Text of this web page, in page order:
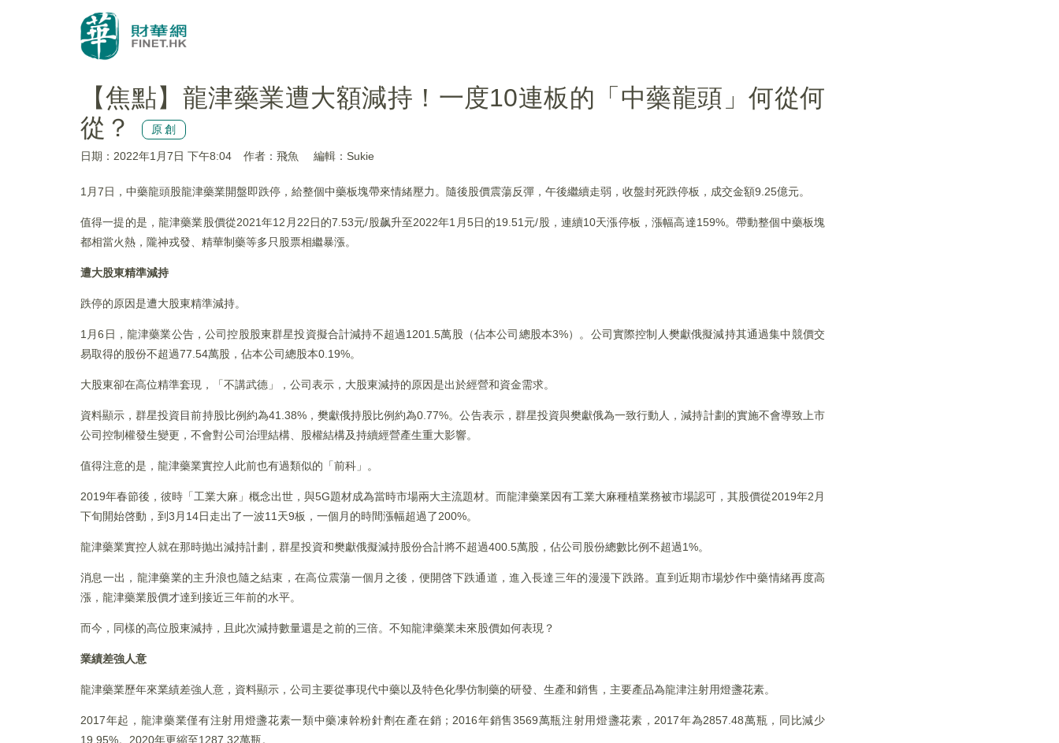
【焦點】龍津藥業遭大額減持！一度10連板的「中藥龍頭」何從何
從？
原創
日期：2022年1月7日 下午8:04 作者：飛魚 編輯：Sukie
1月7日，中藥龍頭股龍津藥業開盤即跌停，給整個中藥板塊帶來情緒壓力。隨後股價震蕩反彈，午後繼續走弱，收盤封死跌停板，成交金額9.25億元。
值得一提的是，龍津藥業股價從2021年12月22日的7.53元/股飙升至2022年1月5日的19.51元/股，連續10天漲停板，漲幅高達159%。帶動整個中藥板塊
都相當火熱，隴神戎發、精華制藥等多只股票相繼暴漲。
遭大股東精準減持
跌停的原因是遭大股東精準減持。
1月6日，龍津藥業公告，公司控股股東群星投資擬合計減持不超過1201.5萬股（佔本公司總股本3%）。公司實際控制人樊獻俄擬減持其通過集中競價交
易取得的股份不超過77.54萬股，佔本公司總股本0.19%。
大股東卻在高位精準套現，「不講武德」，公司表示，大股東減持的原因是出於經營和資金需求。
資料顯示，群星投資目前持股比例約為41.38%，樊獻俄持股比例約為0.77%。公告表示，群星投資與樊獻俄為一致行動人，減持計劃的實施不會導致上市
公司控制權發生變更，不會對公司治理結構、股權結構及持續經營產生重大影響。
值得注意的是，龍津藥業實控人此前也有過類似的「前科」。
2019年春節後，彼時「工業大麻」概念出世，與5G題材成為當時市場兩大主流題材。而龍津藥業因有工業大麻種植業務被市場認可，其股價從2019年2月
下旬開始啓動，到3月14日走出了一波11天9板，一個月的時間漲幅超過了200%。
龍津藥業實控人就在那時抛出減持計劃，群星投資和樊獻俄擬減持股份合計將不超過400.5萬股，佔公司股份總數比例不超過1%。
消息一出，龍津藥業的主升浪也隨之結束，在高位震蕩一個月之後，便開啓下跌通道，進入長達三年的漫漫下跌路。直到近期市場炒作中藥情緒再度高
漲，龍津藥業股價才達到接近三年前的水平。
而今，同樣的高位股東減持，且此次減持數量還是之前的三倍。不知龍津藥業未來股價如何表現？
業績差強人意
龍津藥業歷年來業績差強人意，資料顯示，公司主要從事現代中藥以及特色化學仿制藥的研發、生產和銷售，主要產品為龍津注射用燈盞花素。
2017年起，龍津藥業僅有注射用燈盞花素一類中藥凍幹粉針劑在產在銷；2016年銷售3569萬瓶注射用燈盞花素，2017年為2857.48萬瓶，同比減少
19.95%。2020年更縮至1287.32萬瓶。